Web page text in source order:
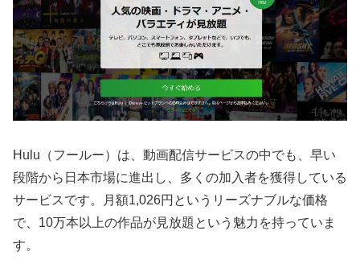
Hulu（フールー）は、動画配信サービスの中でも、早い
段階から日本市場に進出し、多くの加入者を獲得している
サービスです。月額1,026円というリーズナブルな価格
で、10万本以上の作品が見放題という魅力を持っていま
す。